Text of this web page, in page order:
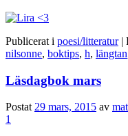
Publicerat i poesi/litteratur |
nilsonne, boktips, h, längtan
Läsdagbok mars
Postat29 mars, 2015 av
1